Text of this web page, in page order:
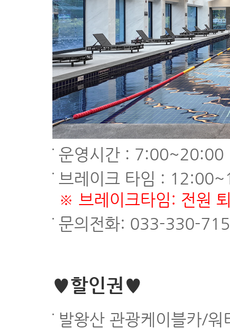
운영시간 : 7:00~20:00
브레이크 타임 :
※ 브레이크타임: 전원
문의전화: 033-330-
♥할인권♥
발왕산 관광케이블카/